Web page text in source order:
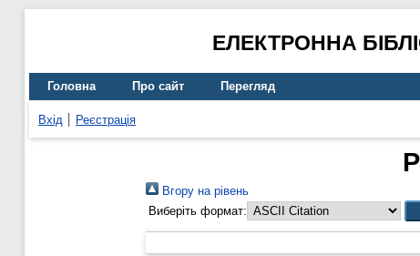
ЕЛЕКТРОННА
Головна Про сайт Перегляд
Вхід Реєстрація
Вгору на рівень
Виберіть формат: